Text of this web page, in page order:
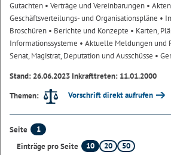
Gutachten • Verträge und Vereinbarungen •
Geschäftsverteilungs- und Organisationspläne •
Broschüren • Berichte und Konzepte • Karten,
Informationssysteme • Aktuelle Meldungen und
Senat, Magistrat, Deputation und Ausschüsse •
Stand: 26.06.2023 Inkrafttreten: 11.01.2000
Themen:
Vorschrift direkt aufrufen
Seite
1
Einträge pro Seite
10 20 50